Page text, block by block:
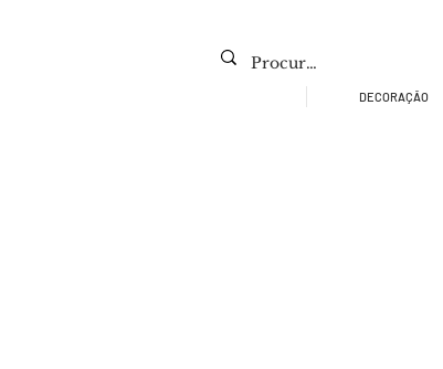
DECORAÇÃO